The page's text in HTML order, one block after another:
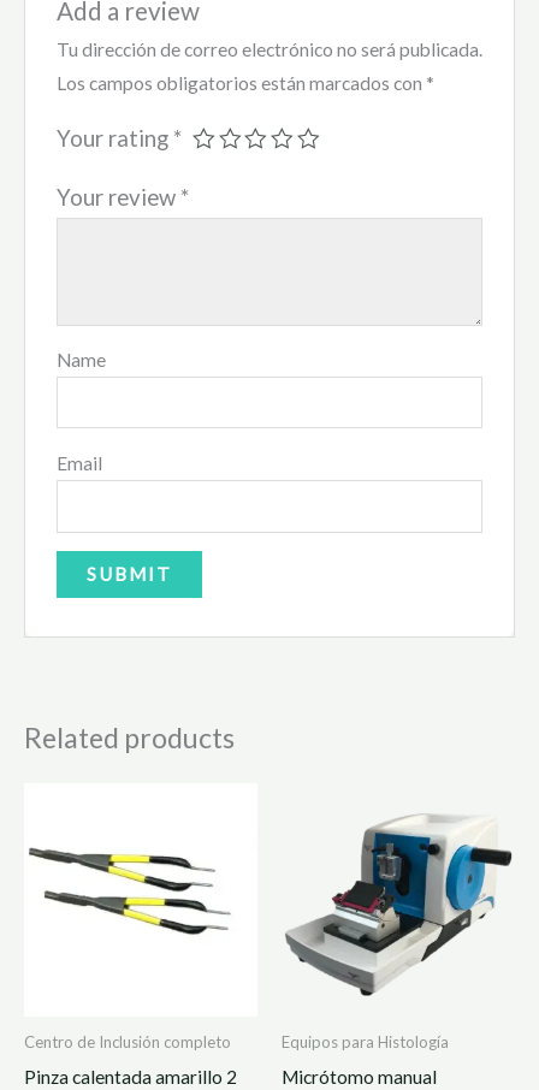
Add a review
Tu dirección de correo electrónico no será publicada.
Los campos obligatorios están marcados con *
Your rating *
Your review *
Name
Email
Related products
Centro de Inclusión completo
Pinza calentada amarillo 2
Equipos para Histología
Micrótomo manual